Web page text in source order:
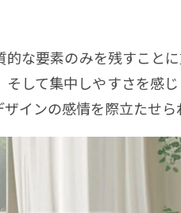
な要素のみを残すこと
して集中しやすさを感
インの感情を際立たせら